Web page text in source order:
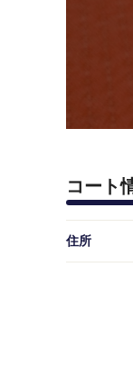
コート
住所